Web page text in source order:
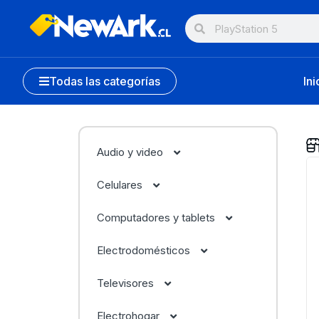
Todas las categorías
Audio y video
Audífonos
Beats Audio
Accesorios
Drones
Celulares
Accesorios
Asus
Computadores y tablets
All In One
Electrodomésticos
Cocinas
Televisores
Electrohogar